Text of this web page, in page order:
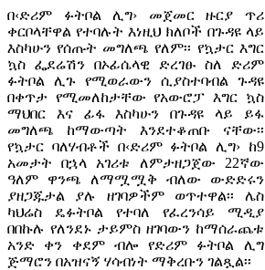
በ‹ድሪም ፉትቦል ሊግ› መጀመር ዙርያ ጥሪ
ቀርቦላቸዋል የተባሉት እነዚህ ክለቦች በጉዳዩ ላይ
እስካሁን የሰጡት መግለጫ የለም፡፡ የኳታር እግር
ኳስ ፌደሬሽን በኦፊሴላዊ ድረገፁ ስለ ድሪም
ፉትቦል ሊጉ የሚወራውን ሲያስተባብል ጉዳዩ
በቀጥታ የሚመለከታቸው የአውሮፓ እግር ኳስ
ማህበር እና ፊፋ እስካሁን በጉዳዩ ላይ ይፋ
መግለጫ ከማውጣት እንደተቆጠቡ ናቸው፡፡
የኳታር ባለሃብቶች በ‹ድሪም ፉትቦል ሊግ› ከ9
አመታት በኋላ አገሪቱ ለምታዘጋጀው 22ኛው
ዓለም ዋንጫ ለማሟሟቅ ብለው ውድድሩን
ያዘጋጁታል ያሉ ዘገባዎችም ወጥተዋል፡፡ ሌስ
ካህሬስ ዴፉትቦል የተባለ የፈረንሳይ ሚዲያ
በበኩሉ የለንደኑ ታይምስ ዘገባውን ከማሰራጨቱ
አንድ ቀን ቀደም ብሎ የድሪም ፉትቦል ሊግ
ጅማሮን በአዝናኝ ሃሳብነት ማቅረቡን ገልጿል፡፡